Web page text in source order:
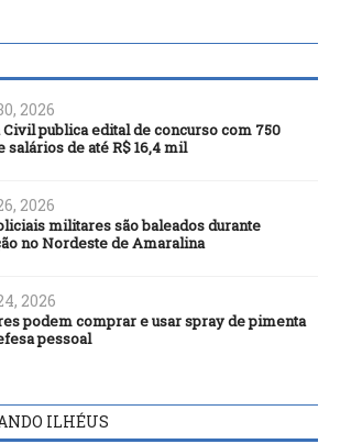
2026
publica edital de concurso com 750
salários de até R$ 16,4 mil
2026
militares são baleados durante
no Nordeste de Amaralina
2026
podem comprar e usar spray de pimenta
pessoal
ILHÉUS